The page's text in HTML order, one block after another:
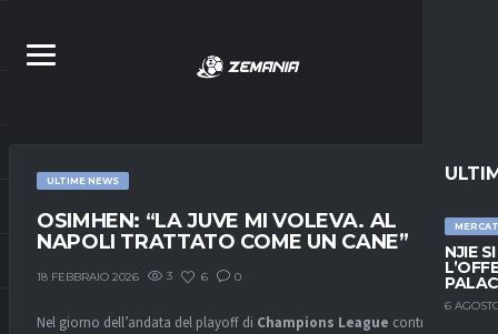
NJIE
6
ULTIME NEWS
OSIMHEN: “LA JUVE MI VOLEVA. AL
NAPOLI TRATTATO COME UN CANE”
18 FEBBRAIO 2026 3 6 0
Nel giorno dell’andata del playoff di Champions League contro la